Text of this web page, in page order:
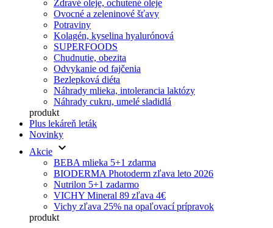
Zdravé oleje, ochutené oleje
Ovocné a zeleninové šťavy
Potraviny
Kolagén, kyselina hyalurónová
SUPERFOODS
Chudnutie, obezita
Odvykanie od fajčenia
Bezlepková diéta
Náhrady mlieka, intolerancia laktózy
Náhrady cukru, umelé sladidlá
produkt
Plus lekáreň leták
Novinky
Akcie keyboard_arrow_down
BEBA mlieka 5+1 zdarma
BIODERMA Photoderm zľava leto 2026
Nutrilon 5+1 zadarmo
VICHY Mineral 89 zľava 4€
Vichy zľava 25% na opaľovací prípravok
produkt